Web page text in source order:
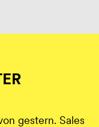
gestern. Sales